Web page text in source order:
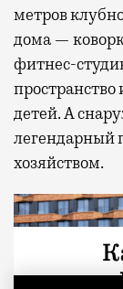
метров
дома —
фитнес-
детей. А
легендарный
хозяйством.